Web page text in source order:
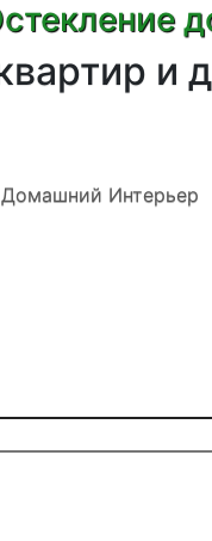
и
Домашний Интерьер